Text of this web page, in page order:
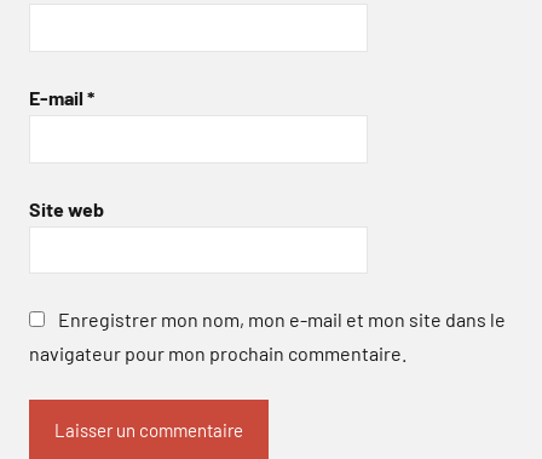
E-mail *
Site web
Enregistrer mon nom, mon e-mail et mon site dans le
navigateur pour mon prochain commentaire.